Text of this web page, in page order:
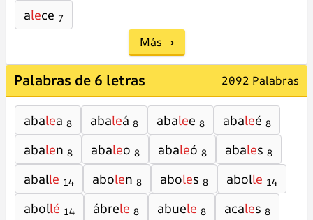
alece 7
Más →
Palabras de 6 letras 2092 Palabras
abalea 8 abaleá 8 abalee 8 abaleé 8
abalen 8 abaleo 8 abaleó 8 abales 8
aballe 14 abolen 8 aboles 8 abolle 14
abollé 14 ábrele 8 abuele 8 acales 8